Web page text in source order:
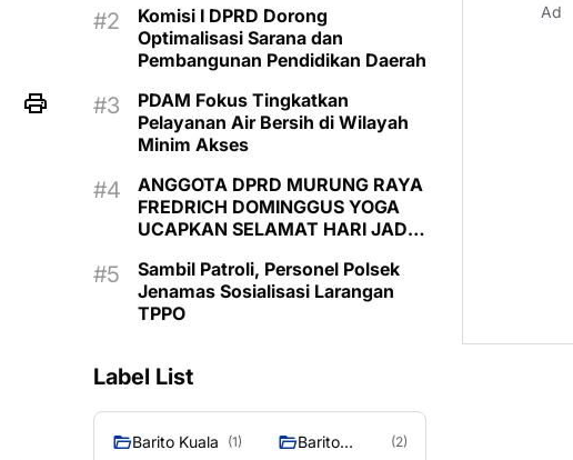
Komisi I DPRD Dorong
Optimalisasi Sarana dan
Pembangunan Pendidikan Daerah
PDAM Fokus Tingkatkan
Pelayanan Air Bersih di Wilayah
Minim Akses
ANGGOTA DPRD MURUNG RAYA
FREDRICH DOMINGGUS YOGA
UCAPKAN SELAMAT HARI JADI
RAYA
Sambil Patroli, Personel Polsek
Jenamas Sosialisasi Larangan
TPPO
Label List
Barito Kuala (1)
Barito
(2)
Ad